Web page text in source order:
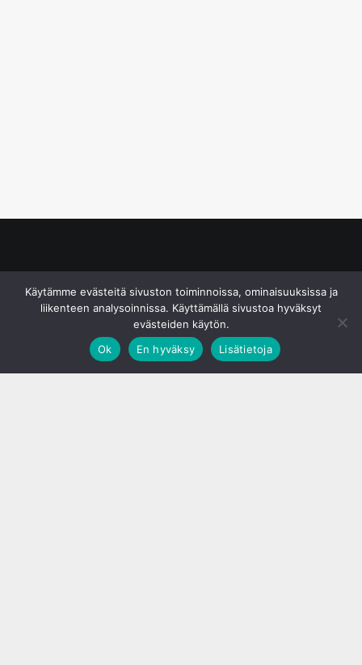
Käytämme evästeitä sivuston toiminnoissa, ominaisuuksissa ja
liikenteen analysoinnissa. Käyttämällä sivustoa hyväksyt
evästeiden käytön.
Ok
En hyväksy Lisätietoja